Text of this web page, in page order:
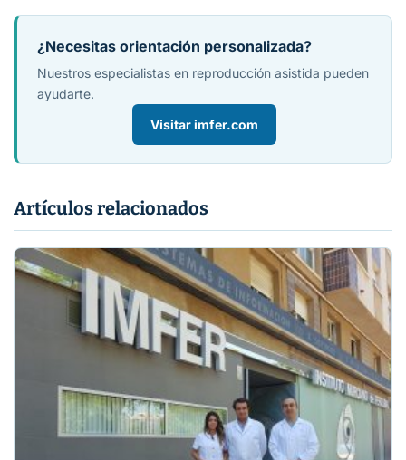
¿Necesitas orientación personalizada?
Nuestros especialistas en reproducción asistida pueden
ayudarte.
Visitar imfer.com
Artículos relacionados